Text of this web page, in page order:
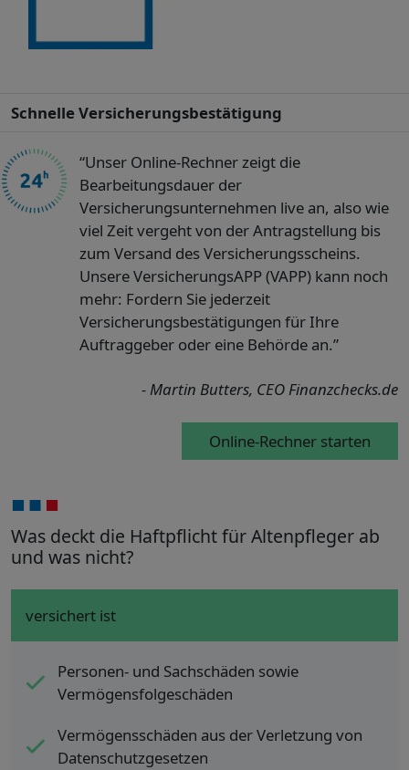
Schnelle Versicherungsbestätigung
“Unser Online-Rechner zeigt die
Bearbeitungsdauer der
Versicherungsunternehmen live an, also wie
viel Zeit vergeht von der Antragstellung bis
zum Versand des Versicherungsscheins.
Unsere VersicherungsAPP (VAPP) kann noch
mehr: Fordern Sie jederzeit
Versicherungsbestätigungen für Ihre
Auftraggeber oder eine Behörde an.”
- Martin Butters, CEO Finanzchecks.de
Online-Rechner starten
Was deckt die Haftpflicht für Altenpfleger ab
und was nicht?
versichert ist
Personen- und Sachschäden sowie
Vermögensfolgeschäden
Vermögensschäden aus der Verletzung von
Datenschutzgesetzen